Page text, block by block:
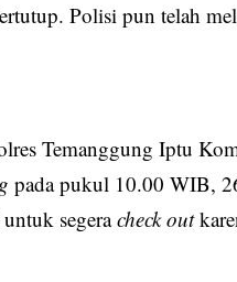
Polisi pun telah
Temanggung Iptu
pada pukul 10.00 WIB,
untuk segeracheck out